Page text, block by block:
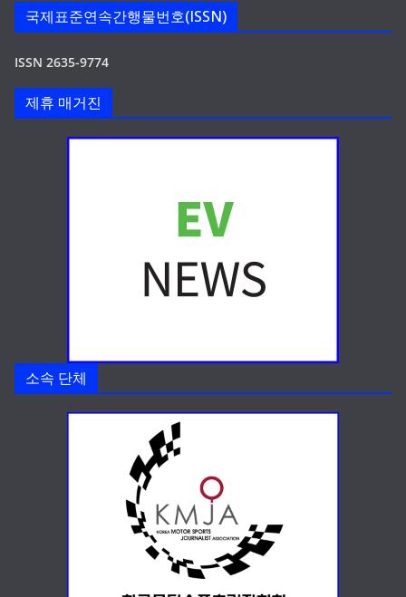
국제표준연속간행물번호(ISSN)
ISSN 2635-9774
제휴 매거진
소속 단체